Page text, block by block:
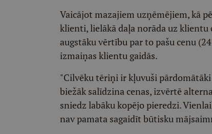
Vaicājot mazajiem uzņēmējiem, kā
klienti, lielākā daļa norāda uz
augstāku vērtību par to pašu cenu
izmaiņas klientu gaidās.
"Cilvēku tēriņi ir kļuvuši
biežāk salīdzina cenas, izvērtē
sniedz labāku kopējo pieredzi.
nav pamata sagaidīt būtisku